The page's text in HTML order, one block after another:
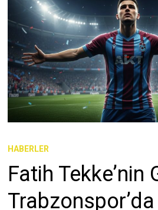
HABERLER
Fatih Tekke’nin